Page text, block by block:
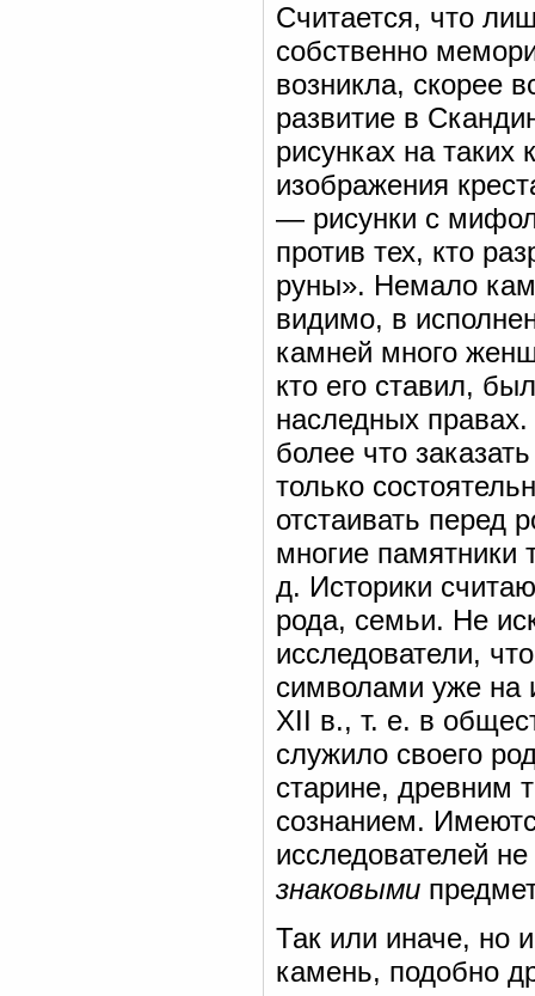
Считается, что
собственно
возникла, скорее
развитие в
рисунках на
изображения
— рисунки с
против тех, кто
руны». Немало
видимо, в
камней много
кто его ставил,
наследных
более что
только
отстаивать перед
многие памятники
д. Историки
рода, семьи. Не
исследователи,
символами уже на
XII в., т. е. в
служило своего
старине, древним
сознанием.
исследователей
знаковыми
Так или иначе, но
камень, подобно